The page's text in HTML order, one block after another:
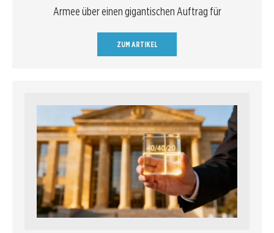
Armee über einen gigantischen Auftrag für
ZUM ARTIKEL